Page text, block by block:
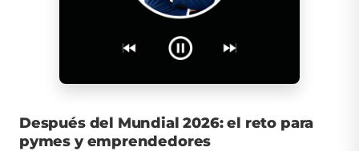
Después del Mundial 2026: el reto para
pymes y emprendedores